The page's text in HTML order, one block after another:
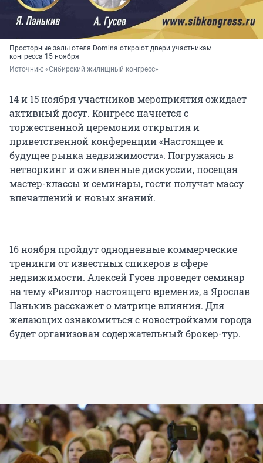
Просторные залы отеля Domina откроют двери участникам
конгресса 15 ноября
Источник: «Сибирский жилищный конгресс»
14 и 15 ноября участников мероприятия ожидает
активный досуг. Конгресс начнется с
торжественной церемонии открытия и
приветственной конференции «Настоящее и
будущее рынка недвижимости». Погружаясь в
нетворкинг и оживленные дискуссии, посещая
мастер-классы и семинары, гости получат массу
впечатлений и новых знаний.
16 ноября пройдут однодневные коммерческие
тренинги от известных спикеров в сфере
недвижимости. Алексей Гусев проведет семинар
на тему «Риэлтор настоящего времени», а Ярослав
Панькив расскажет о матрице влияния. Для
желающих ознакомиться с новостройками города
будет организован содержательный брокер-тур.